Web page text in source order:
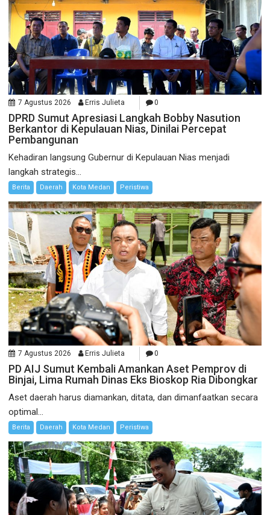
7 Agustus 2026 Erris Julieta 0
DPRD Sumut Apresiasi Langkah Bobby Nasution
Berkantor di Kepulauan Nias, Dinilai Percepat
Pembangunan
Kehadiran langsung Gubernur di Kepulauan Nias menjadi
langkah strategis...
Berita Daerah Kota Medan Peristiwa
7 Agustus 2026 Erris Julieta 0
PD AIJ Sumut Kembali Amankan Aset Pemprov di
Binjai, Lima Rumah Dinas Eks Bioskop Ria Dibongkar
Aset daerah harus diamankan, ditata, dan dimanfaatkan secara
optimal...
Berita Daerah Kota Medan Peristiwa